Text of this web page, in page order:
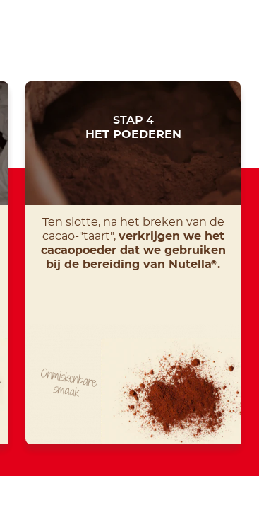
STAP 4
HET POEDEREN
Ten slotte, na het breken van de
cacao-"taart", verkrijgen we het
cacaopoeder dat we gebruiken
bij de bereiding van Nutella®.
Onmiskenbare
smaak